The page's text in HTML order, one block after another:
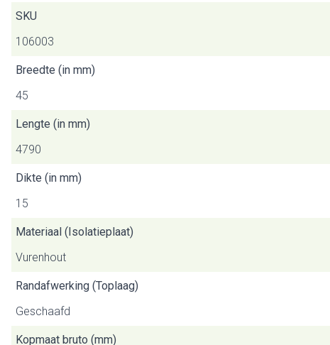
SKU
106003
Breedte (in mm)
45
Lengte (in mm)
4790
Dikte (in mm)
15
Materiaal (Isolatieplaat)
Vurenhout
Randafwerking (Toplaag)
Geschaafd
Kopmaat bruto (mm)